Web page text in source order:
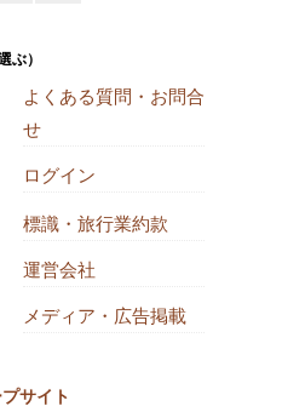
ぶ）
よくある質問・お問合
せ
ログイン
標識・旅行業約款
運営会社
メディア・広告掲載
サイト